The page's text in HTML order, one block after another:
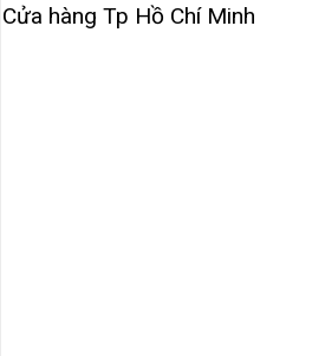
Cửa hàng Tp Hồ Chí Minh